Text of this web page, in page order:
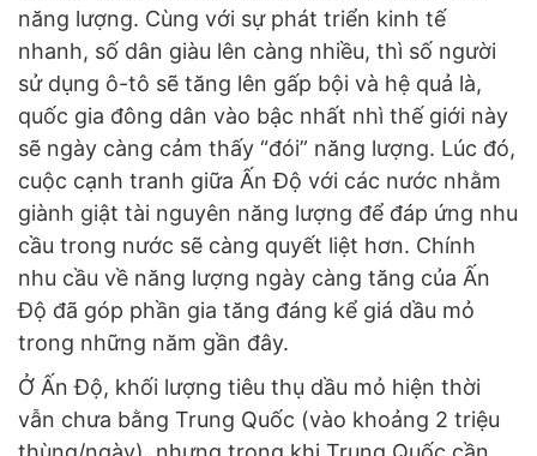
năng lượng. Cùng với sự phát triển kinh tế
nhanh, số dân giàu lên càng nhiều, thì số người
sử dụng ô-tô sẽ tăng lên gấp bội và hệ quả là,
quốc gia đông dân vào bậc nhất nhì thế giới này
sẽ ngày càng cảm thấy “đói” năng lượng. Lúc đó,
cuộc cạnh tranh giữa Ấn Độ với các nước nhằm
giành giật tài nguyên năng lượng để đáp ứng nhu
cầu trong nước sẽ càng quyết liệt hơn. Chính
nhu cầu về năng lượng ngày càng tăng của Ấn
Độ đã góp phần gia tăng đáng kể giá dầu mỏ
trong những năm gần đây.
Ở Ấn Độ, khối lượng tiêu thụ dầu mỏ hiện thời
vẫn chưa bằng Trung Quốc (vào khoảng 2 triệu